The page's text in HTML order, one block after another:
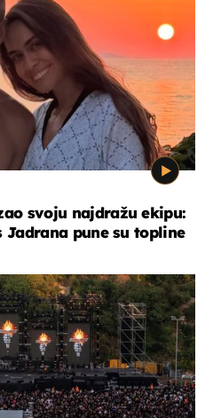
svoju najdražu ekipu:
pune su topline